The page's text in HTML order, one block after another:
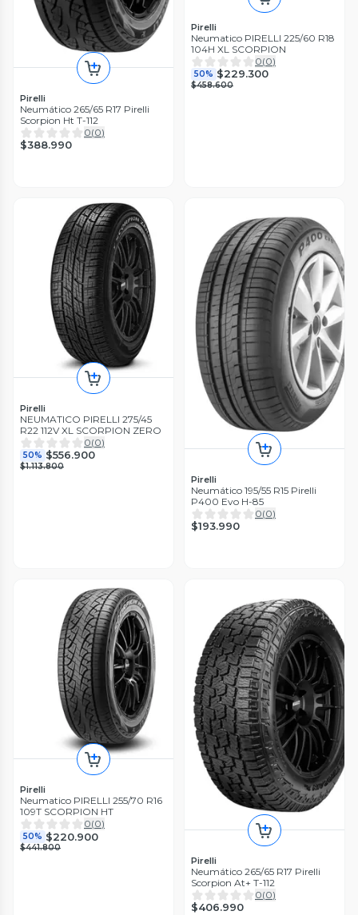
Pirelli
Neumático 265/65 R17 Pirelli
Scorpion Ht T-112
0(0)
$388.990
Pirelli
Neumatico PIRELLI 225/60 R18
104H XL SCORPION
0(0)
50% $229.300
$458.600
Pirelli
NEUMATICO PIRELLI 275/45
R22 112V XL SCORPION ZERO
0(0)
50% $556.900
$1.113.800
Pirelli
Neumático 195/55 R15 Pirelli
P400 Evo H-85
0(0)
$193.990
Pirelli
Neumatico PIRELLI 255/70 R16
109T SCORPION HT
0(0)
50% $220.900
$441.800
Pirelli
Neumático 265/65 R17 Pirelli
Scorpion At+ T-112
0(0)
$406.990